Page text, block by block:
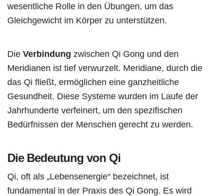
wesentliche Rolle in den Übungen, um das
Gleichgewicht im Körper zu unterstützen.
Die Verbindung zwischen Qi Gong und den
Meridianen ist tief verwurzelt. Meridiane, durch die
das Qi fließt, ermöglichen eine ganzheitliche
Gesundheit. Diese Systeme wurden im Laufe der
Jahrhunderte verfeinert, um den spezifischen
Bedürfnissen der Menschen gerecht zu werden.
Die Bedeutung von Qi
Qi, oft als „Lebensenergie“ bezeichnet, ist
fundamental in der Praxis des Qi Gong. Es wird